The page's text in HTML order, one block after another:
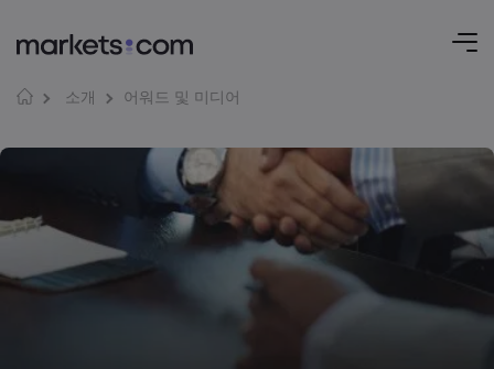
소개 어워드 및 미디어